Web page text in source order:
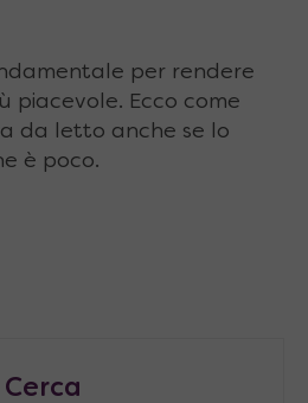
per rendere
piacevole. Ecco come
da letto anche se lo
è poco.
Cerca